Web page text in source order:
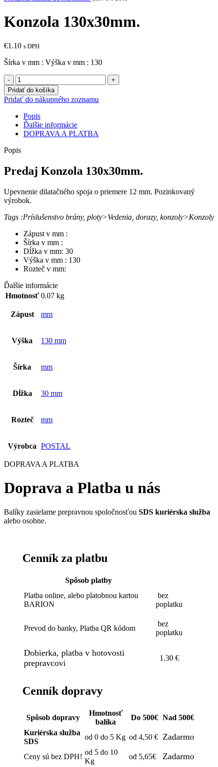
Konzola 130x30mm.
€1.10 s DPH
Šírka v mm : Výška v mm : 130
množstvo
Konzola
130x30mm.
Pridať do košíka
Pridať do nákupného zoznamu
Popis
Ďalšie informácie
DOPRAVA A PLATBA
Popis
Predaj Konzola 130x30mm.
Upevnenie dilatačného spoja o priemere 12 mm. Pozinkovaný
výrobok.
Tags :Príslušenstvo brány, ploty>Vedenia, dorazy, konzoly>Konzoly
Zápust v mm :
Šírka v mm :
Dĺžka v mm: 30
Výška v mm : 130
Rozteč v mm:
Ďalšie informácie
Hmotnosť 0.07 kg
Zápust mm
Výška 130 mm
Šírka mm
Dĺžka 30 mm
Rozteč mm
Výrobca POSTAL
DOPRAVA A PLATBA
Doprava a Platba u nás
Balíky zasielame prepravnou spoločnosťou SDS kuriérska služba
alebo osobne.
Cenník za platbu
Spôsob platby
Platba online, alebo platobnou kartou
BARION
bez
poplatku
Prevod do banky, Platba QR kódom
bez
poplatku
Dobierka, platba v hotovosti
prepravcovi
1.30 €
Cenník dopravy
Spôsob dopravy
Hmotnosť
balíka
Do 500€ Nad 500€
Kuriérska služba
SDS
od 0 do 5 Kg od 4,50 € Zadarmo
Ceny sú bez DPH!
od 5 do 10
Kg
od 5,65€ Zadarmo